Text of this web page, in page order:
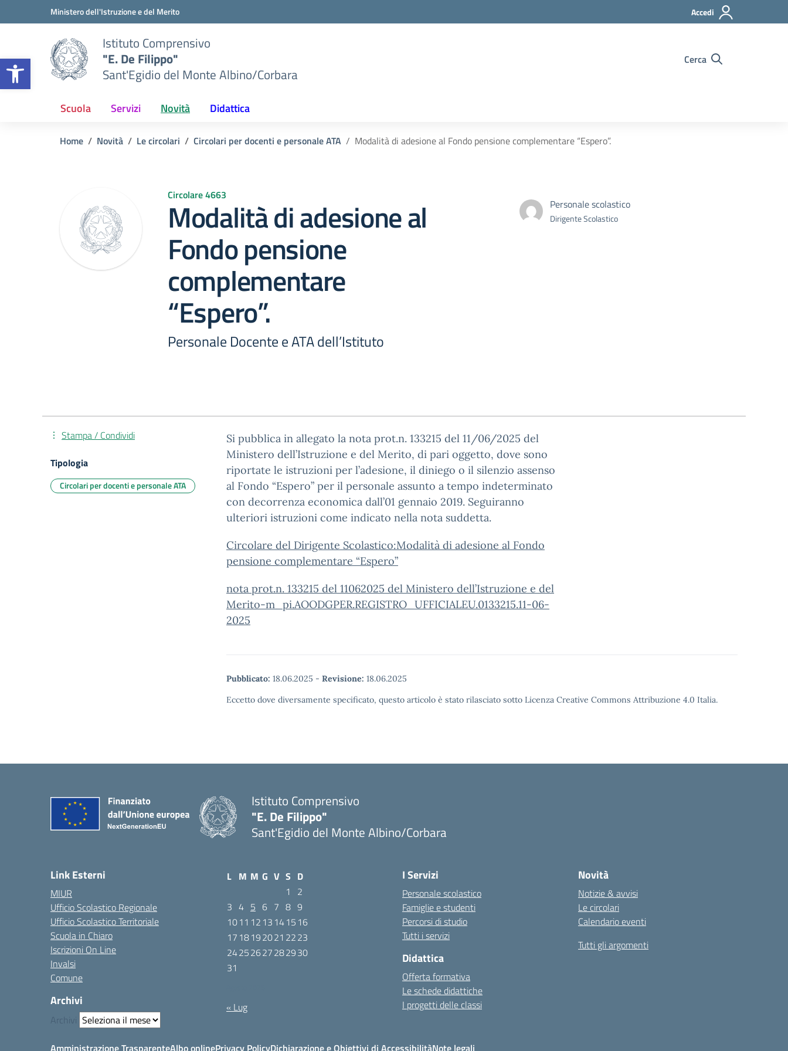
Apri la barra degli strumenti
Vai ai contenuti
Vai al menu di navigazioneMinistero dell'Istruzione e del Merito Accedi
Istituto Comprensivo
"E. De Filippo"
Sant'Egidio del Monte Albino/Corbara
Cerca
Scuola Servizi Novità Didattica
Home Novità Le circolari Circolari per docenti e personale ATA Modalità di adesione al Fondo pensione complementare “Espero”.
Circolare 4663
Modalità di adesione al
Fondo pensione
complementare
“Espero”.
Personale Docente e ATA dell’Istituto
Personale scolastico
Dirigente Scolastico
Si pubblica in allegato la nota prot.n. 133215 del 11/06/2025 del
Ministero dell’Istruzione e del Merito, di pari oggetto, dove sono
riportate le istruzioni per l’adesione, il diniego o il silenzio assenso
al Fondo “Espero” per il personale assunto a tempo indeterminato
con decorrenza economica dall’01 gennaio 2019. Seguiranno
ulteriori istruzioni come indicato nella nota suddetta.
Circolare del Dirigente Scolastico:Modalità di adesione al Fondo
pensione complementare “Espero”
nota prot.n. 133215 del 11062025 del Ministero dell’Istruzione e del
Merito-m_pi.AOODGPER.REGISTRO_UFFICIALEU.0133215.11-06-
2025
Pubblicato: 18.06.2025 - Revisione: 18.06.2025
Eccetto dove diversamente specificato, questo articolo è stato rilasciato sotto Licenza Creative Commons Attribuzione 4.0 Italia.
Stampa / Condividi
Tipologia
Circolari per docenti e personale ATA
Istituto Comprensivo
"E. De Filippo"
Sant'Egidio del Monte Albino/Corbara
Link Esterni
MIUR
Ufficio Scolastico Regionale
Ufficio Scolastico Territoriale
Scuola in Chiaro
Iscrizioni On Line
Invalsi
Comune
Archivi
Archivi
L M M G V S D
1
2
3 4 5 6 7 8 9
1011 12 13 1415 16
17 18192021 2223
24252627282930
31
« Lug
I Servizi
Personale scolastico
Famiglie e studenti
Percorsi di studio
Tutti i servizi
Didattica
Offerta formativa
Le schede didattiche
I progetti delle classi
Novità
Notizie & avvisi
Le circolari
Calendario eventi
Tutti gli argomenti
Amministrazione TrasparenteAlbo onlinePrivacy PolicyDichiarazione e Obiettivi di AccessibilitàNote legali